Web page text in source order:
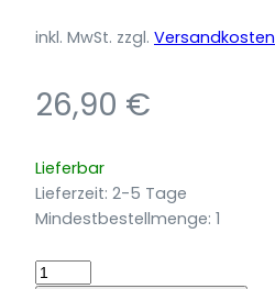
inkl. MwSt. zzgl. Versandkosten
26,90 €
Lieferbar
Lieferzeit: 2-5 Tage
Mindestbestellmenge: 1
Käppels